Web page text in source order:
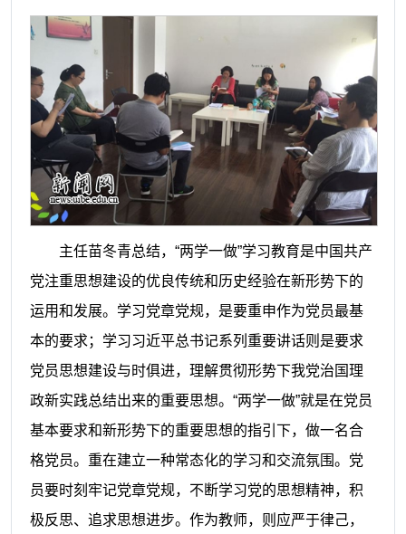
主任苗冬青总结，“两学一做”学习教育是中国共产
党注重思想建设的优良传统和历史经验在新形势下的
运用和发展。学习党章党规，是要重申作为党员最基
本的要求；学习习近平总书记系列重要讲话则是要求
党员思想建设与时俱进，理解贯彻形势下我党治国理
政新实践总结出来的重要思想。“两学一做”就是在党员
基本要求和新形势下的重要思想的指引下，做一名合
格党员。重在建立一种常态化的学习和交流氛围。党
员要时刻牢记党章党规，不断学习党的思想精神，积
极反思、追求思想进步。作为教师，则应严于律己，